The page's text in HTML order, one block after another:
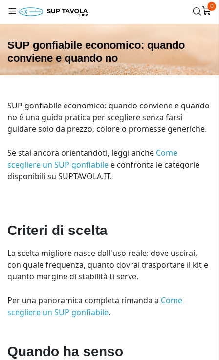
0
SUP gonfiabile economico: quando
conviene e quando no
SUP gonfiabile economico: quando conviene e quando
no è una guida pratica per scegliere senza farsi
guidare solo da prezzo, colore o promesse generiche.
Se stai ancora orientandoti, leggi anche Come
scegliere un SUP gonfiabile e confronta le categorie
disponibili su SUPTAVOLA.IT.
Criteri di scelta
La scelta migliore nasce dall'uso reale: dove uscirai,
con quale frequenza, quanto dovrai trasportare il kit e
quanto margine di stabilità ti serve.
Per una panoramica completa rimanda a Come
scegliere un SUP gonfiabile.
Quando ha senso